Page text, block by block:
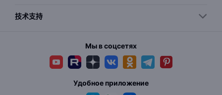
技术支持
Мы в соцсетях
Удобное приложение